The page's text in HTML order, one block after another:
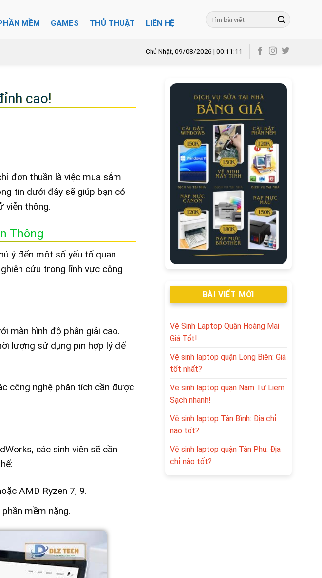
MỀM GAMES THỦ THUẬT LIÊN HỆ
Chủ Nhật, 09/08/2026 | 00:11:12
cao!
đơn thuần là việc mua sắm
tin dưới đây sẽ giúp bạn có
viễn thông.
Thông
ý đến một số yếu tố quan
cứu trong lĩnh vực công
màn hình độ phân giải cao.
lượng sử dụng pin hợp lý để
công nghệ phân tích cần được
các sinh viên sẽ cần
AMD Ryzen 7, 9.
mềm nặng.
BÀI VIẾT MỚI
Vệ Sinh Laptop Quận Hoàng Mai
Giá Tốt!
Vệ sinh laptop quận Long Biên: Giá
tốt nhất?
Vệ sinh laptop quận Nam Từ Liêm
Sạch nhanh!
Vệ sinh laptop Tân Bình: Địa chỉ
nào tốt?
Vệ sinh laptop quận Tân Phú: Địa
chỉ nào tốt?